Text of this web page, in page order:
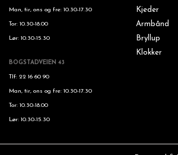
Man, tir, ons og fre: 10.30-17.30
Tor: 10.30-18.00
Lør: 10.30-15.30
BOGSTADVEIEN 43
Tlf: 22 16 60 90
Man, tir, ons og fre: 10.30-17.30
Tor: 10.30-18.00
Lør: 10.30-15.30
Kjeder
Armbånd
Bryllup
Klokker